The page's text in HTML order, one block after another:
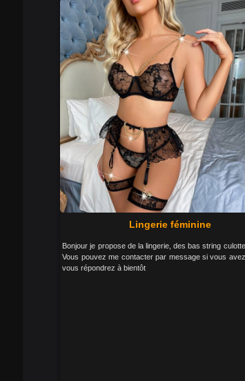
Lingerie féminine
Bonjour je propose de la lingerie, des bas string
Vous pouvez me contacter par message si vous
vous répondrez à bientôt